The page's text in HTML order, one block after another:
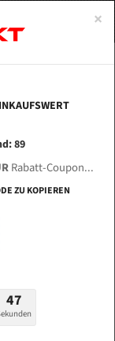
(HSS)
×
89
Rabatt-Coupon...
ZU KOPIEREN
47